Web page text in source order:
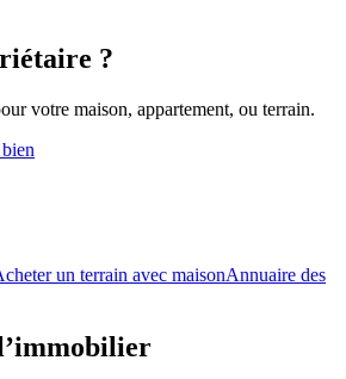
?
votre maison, appartement, ou terrain.
un terrain avec maisonAnnuaire des